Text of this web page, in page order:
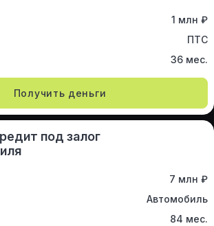
1 млн ₽
ПТС
36 мес.
Получить деньги
под залог
7 млн ₽
Автомобиль
84 мес.